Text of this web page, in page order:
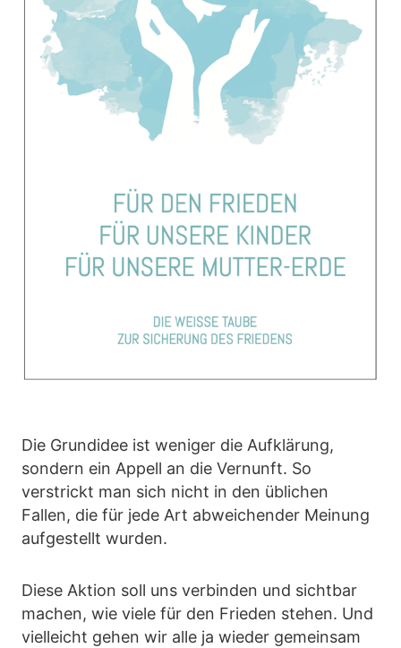
Die Grundidee ist weniger die Aufklärung,
sondern ein Appell an die Vernunft. So
verstrickt man sich nicht in den üblichen
Fallen, die für jede Art abweichender Meinung
aufgestellt wurden.
Diese Aktion soll uns verbinden und sichtbar
machen, wie viele für den Frieden stehen. Und
vielleicht gehen wir alle ja wieder gemeinsam